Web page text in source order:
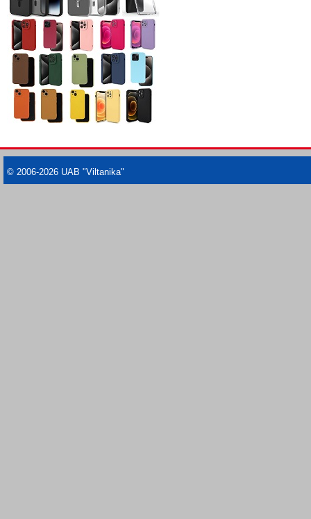
© 2006-2026 UAB "Viltanika"